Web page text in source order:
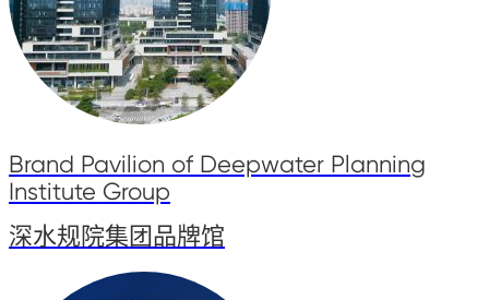
Brand Pavilion of Deepwater Planning
Institute Group
深水规院集团品牌馆